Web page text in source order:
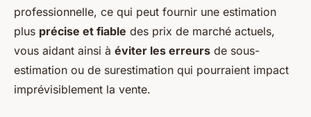
professionnelle, ce qui peut fournir une estimation
plus précise et fiable des prix de marché actuels,
vous aidant ainsi à éviter les erreurs de sous-
estimation ou de surestimation qui pourraient impact
imprévisiblement la vente.